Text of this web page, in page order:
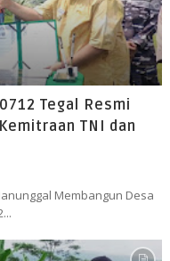
Tegal Resmi
TNI dan
Membangun Desa